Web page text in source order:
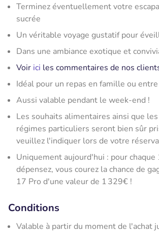
Terminez éventuellement votre
sucrée
Un véritable voyage gustatif pour
Dans une ambiance exotique et
Voir ici les commentaires de nos
Idéal pour un repas en famille ou
Aussi valable pendant le week-end !
Les souhaits alimentaires ainsi que
régimes particuliers seront bien sûr
veuillez l'indiquer lors de votre
Uniquement aujourd'hui : pour chaque
dépensez, vous courez la chance de
17 Pro d'une valeur de 1 329€ !
Conditions
Valable à partir du moment de l'achat